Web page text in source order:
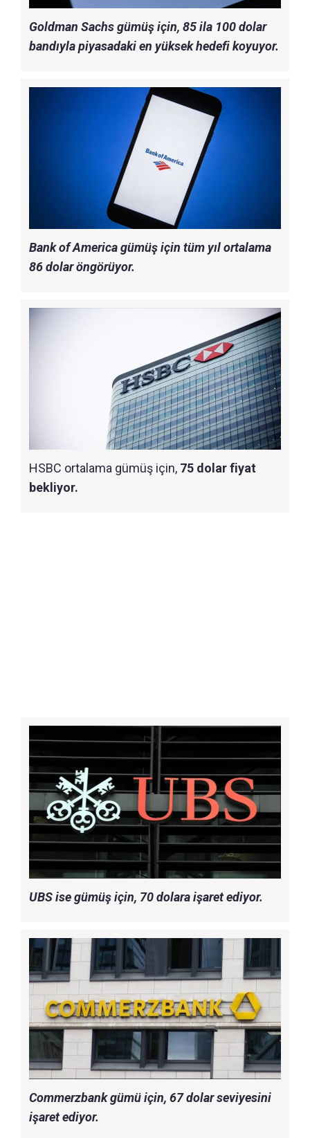
Goldman Sachs gümüş için, 85 ila 100 dolar
bandıyla piyasadaki en yüksek hedefi koyuyor.
Bank of America gümüş için tüm yıl ortalama
86 dolar öngörüyor.
HSBC ortalama gümüş için, 75 dolar fiyat
bekliyor.
UBS ise gümüş için, 70 dolara işaret ediyor.
Commerzbank gümü için, 67 dolar seviyesini
işaret ediyor.